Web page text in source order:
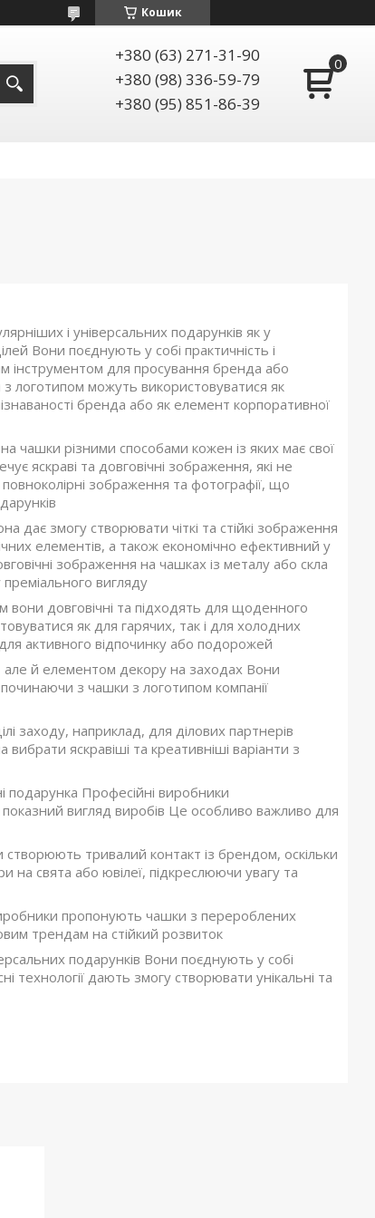
Кошик
+380 (63) 271-31-90
+380 (98) 336-59-79
+380 (95) 851-86-39
і універсальних подарунків як у
Вони поєднують у собі практичність і
інструментом для просування бренда або
логотипом можуть використовуватися як
бренда або як елемент корпоративної
чашки різними способами кожен із яких має свої
яскраві та довговічні зображення, які не
зображення та фотографії, що
дає змогу створювати чіткі та стійкі зображення
елементів, а також економічно ефективний у
зображення на чашках із металу або скла
вигляду
вони довговічні та підходять для щоденного
як для гарячих, так і для холодних
активного відпочинку або подорожей
й елементом декору на заходах Вони
з чашки з логотипом компанії
заходу, наприклад, для ділових партнерів
вибрати яскравіші та креативніші варіанти з
подарунка Професійні виробники
показний вигляд виробів Це особливо важливо для
тривалий контакт із брендом, оскільки
на свята або ювілеї, підкреслюючи увагу та
пропонують чашки з перероблених
трендам на стійкий розвиток
подарунків Вони поєднують у собі
технології дають змогу створювати унікальні та